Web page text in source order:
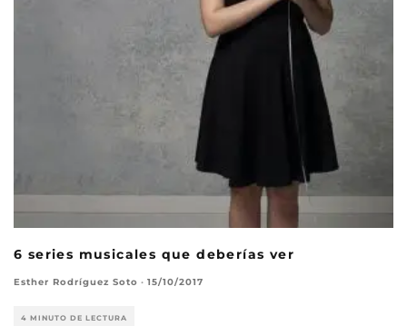
6 series musicales que deberías ver
Esther Rodríguez Soto · 15/10/2017
4 MINUTO DE LECTURA